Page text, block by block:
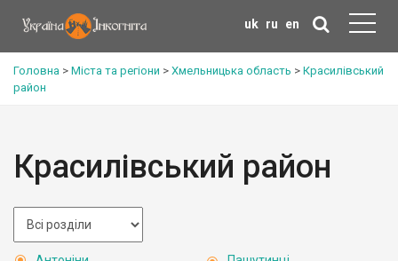
uk ru en
Головна > Міста та регіони > Хмельницька область > Красилівський
район
Красилівський район